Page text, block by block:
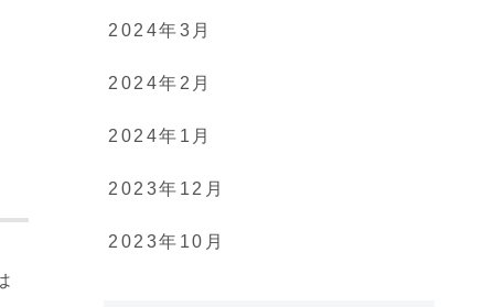
2024年3月
2024年2月
2024年1月
2023年12月
2023年10月